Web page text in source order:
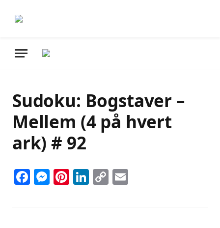
Sudoku: Bogstaver –
Mellem (4 på hvert
ark) # 92
Facebook
Messenger
Pinterest
LinkedIn
Copy